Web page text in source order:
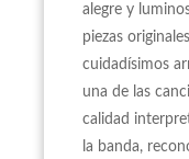
alegre y
piezas
cuidadísimos
una de las
calidad
la banda,